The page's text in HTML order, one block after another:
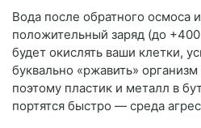
Вода после обратного осмоса
положительный заряд (до
будет окислять ваши клетки,
буквально «ржавить»
поэтому пластик и металл в
портятся быстро — среда